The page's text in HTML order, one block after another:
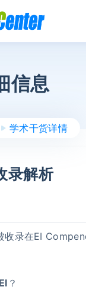
信息
学术干货详情
录解析
收录在EI
？